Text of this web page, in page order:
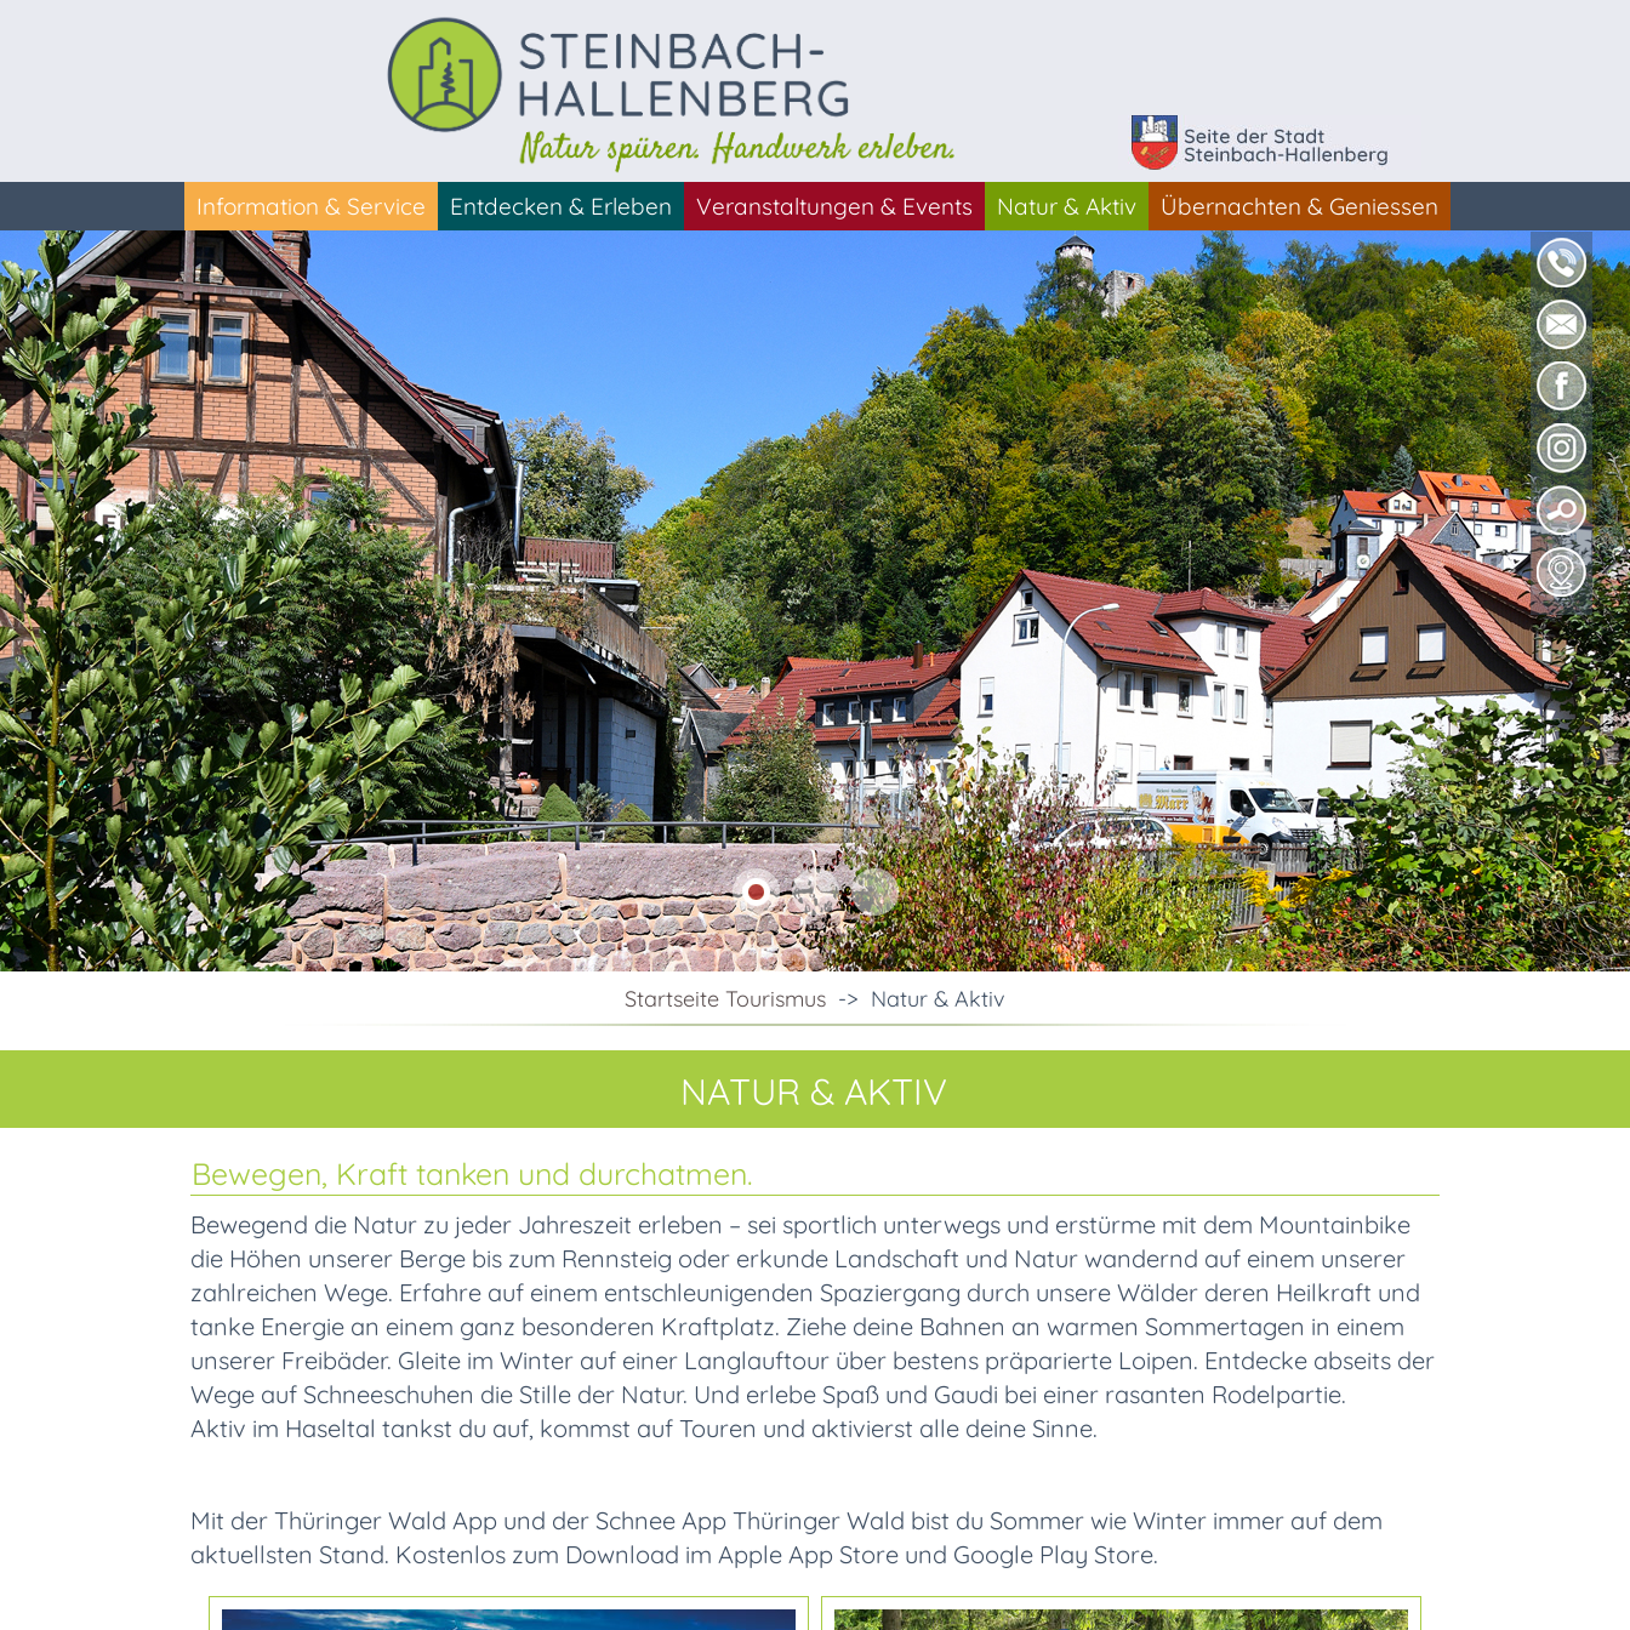
Information & Service Entdecken & Erleben Veranstaltungen & Events Natur & Aktiv Übernachten & Geniessen
Startseite Tourismus -> Natur & Aktiv
NATUR & AKTIV
Bewegen, Kraft tanken und durchatmen.
Bewegend die Natur zu jeder Jahreszeit erleben – sei sportlich unterwegs und erstürme mit dem Mountainbike
die Höhen unserer Berge bis zum Rennsteig oder erkunde Landschaft und Natur wandernd auf einem unserer
zahlreichen Wege. Erfahre auf einem entschleunigenden Spaziergang durch unsere Wälder deren Heilkraft und
tanke Energie an einem ganz besonderen Kraftplatz. Ziehe deine Bahnen an warmen Sommertagen in einem
unserer Freibäder. Gleite im Winter auf einer Langlauftour über bestens präparierte Loipen. Entdecke abseits der
Wege auf Schneeschuhen die Stille der Natur. Und erlebe Spaß und Gaudi bei einer rasanten Rodelpartie.
Aktiv im Haseltal tankst du auf, kommst auf Touren und aktivierst alle deine Sinne.
Mit der Thüringer Wald App und der Schnee App Thüringer Wald bist du Sommer wie Winter immer auf dem
aktuellsten Stand. Kostenlos zum Download im Apple App Store und Google Play Store.